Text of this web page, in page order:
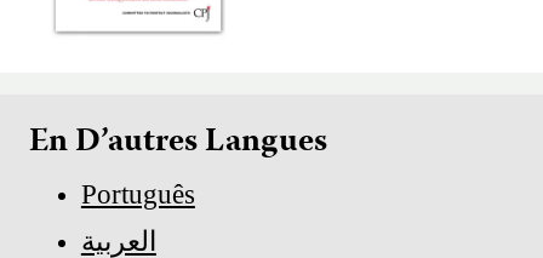
En D’autres Langues
Português
العربية